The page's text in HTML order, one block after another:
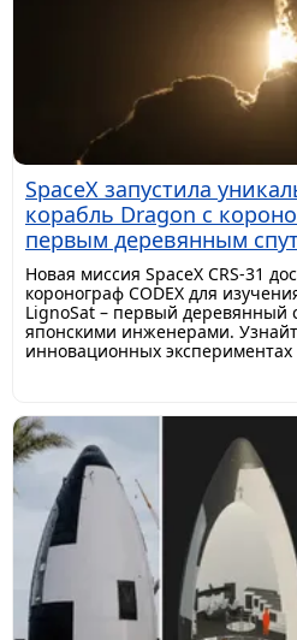
SpaceX запустила
корабль Dragon с
первым деревянным
Новая миссия SpaceX CRS-31
коронограф CODEX для
LignoSat – первый деревянный
японскими инженерами.
инновационных экспериментах